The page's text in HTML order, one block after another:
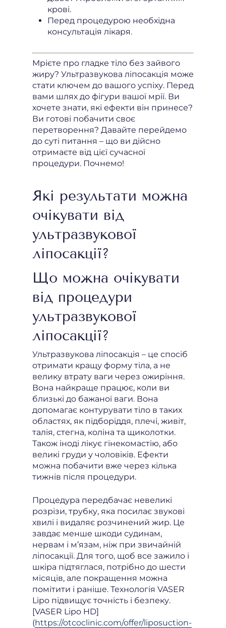
крові.
Перед процедурою необхідна
консультація лікаря.
Мрієте про гладке тіло без зайвого
жиру? Ультразвукова ліпосакція може
стати ключем до вашого успіху. Перед
вами шлях до фігури вашої мрії. Ви
хочете знати, які ефекти він принесе?
Ви готові побачити своє
перетворення? Давайте перейдемо
до суті питання – що ви дійсно
отримаєте від цієї сучасної
процедури. Почнемо!
Які результати можна
очікувати від
ультразвукової
ліпосакції?
Що можна очікувати
від процедури
ультразвукової
ліпосакції?
Ультразвукова ліпосакція – це спосіб
отримати кращу форму тіла, а не
велику втрату ваги через ожиріння.
Вона найкраще працює, коли ви
близькі до бажаної ваги. Вона
допомагає контурувати тіло в таких
областях, як підборіддя, плечі, живіт,
талія, стегна, коліна та щиколотки.
Також іноді лікує гінекомастію, або
великі груди у чоловіків. Ефекти
можна побачити вже через кілька
тижнів після процедури.
Процедура передбачає невеликі
розрізи, трубку, яка посилає звукові
хвилі і видаляє розчинений жир. Це
завдає менше шкоди судинам,
нервам і м’язам, ніж при звичайній
ліпосакції. Для того, щоб все зажило і
шкіра підтяглася, потрібно до шести
місяців, але покращення можна
помітити і раніше. Технологія VASER
Lipo підвищує точність і безпеку.
[VASER Lipo HD]
(https://otcoclinic.com/offer/liposuction-